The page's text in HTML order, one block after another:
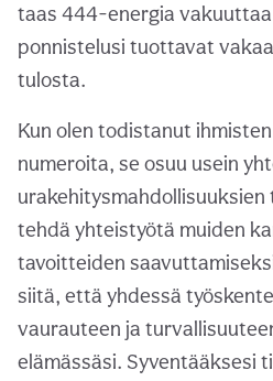
taas 444-energia
ponnistelusi tuottavat
tulosta.
Kun olen todistanut
numeroita, se osuu usein
tehdä yhteistyötä muiden
tavoitteiden
siitä, että yhdessä
vaurauteen ja
elämässäsi. Syventääksesi